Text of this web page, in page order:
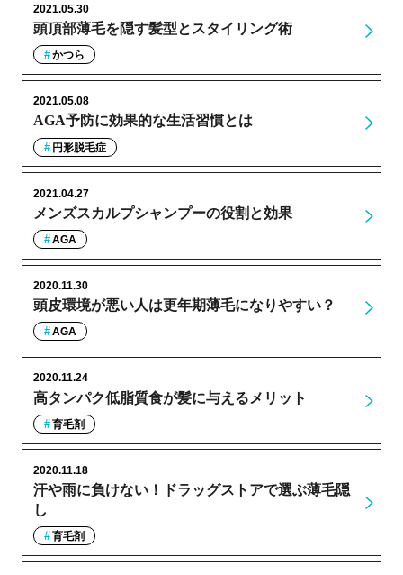
頭頂部薄毛を隠す髪型とスタイリング術
2021.05.30
かつら
AGA予防に効果的な生活習慣とは
2021.05.08
円形脱毛症
メンズスカルプシャンプーの役割と効果
2021.04.27
AGA
頭皮環境が悪い人は更年期薄毛になりやすい？
2020.11.30
AGA
高タンパク低脂質食が髪に与えるメリット
2020.11.24
育毛剤
汗や雨に負けない！ドラッグストアで選ぶ薄毛隠
し
2020.11.18
育毛剤